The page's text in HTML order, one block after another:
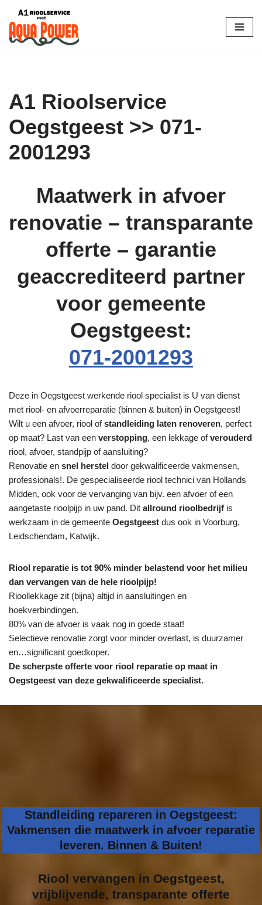
Skip
to
A1 Rioolservice
Oegstgeest >> 071-
2001293
Maatwerk in afvoer
renovatie – transparante
offerte – garantie
geaccrediteerd partner
voor gemeente
Oegstgeest:
071-2001293
Deze in Oegstgeest werkende riool specialist is U van dienst
met riool- en afvoerreparatie (binnen & buiten) in Oegstgeest!
Wilt u een afvoer, riool ofstandleiding laten renoveren, perfect
op maat? Last van een verstopping, een lekkage ofverouderd
riool, afvoer, standpijp of aansluiting?
Renovatie en snel herstel door gekwalificeerde vakmensen,
professionals!. De gespecialiseerde riool technici van Hollands
Midden, ook voor de vervanging van bijv. een afvoer of een
aangetaste rioolpijp in uw pand. Dit allround rioolbedrijf is
werkzaam in de gemeente Oegstgeest dus ook in Voorburg,
Leidschendam, Katwijk.
Riool reparatie is tot 90% minder belastend voor het milieu
dan vervangen van de hele rioolpijp!
Rioollekkage zit (bijna) altijd in aansluitingen en
hoekverbindingen.
80% van de afvoer is vaak nog in goede staat!
Selectieve renovatie zorgt voor minder overlast, is duurzamer
en…significant goedkoper.
De scherpste offerte voor riool reparatie op maat in
Oegstgeest van deze gekwalificeerde specialist.
Standleiding repareren in Oegstgeest:
Vakmensen die maatwerk in afvoer reparatie
leveren. Binnen & Buiten!
Riool vervangen in Oegstgeest,
vrijblijvende, transparante offerte